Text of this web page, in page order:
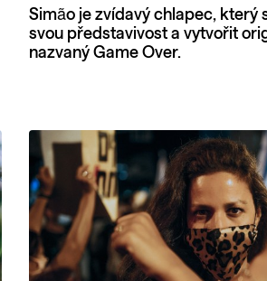
Simão je zvídavý chlapec, který
svou představivost a vytvořit
nazvaný Game Over.